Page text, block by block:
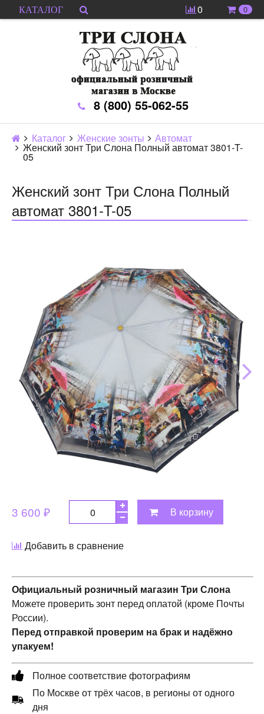
КАТАЛОГ 0 0
8 (800) 55-062-55
Каталог Женские зонты Автомат
Женский зонт Три Слона Полный автомат 3801-T-
05
Женский зонт Три Слона Полный
автомат 3801-T-05
3 600 ₽ В корзину
Добавить в сравнение
Официальный розничный магазин Три Слона
Можете проверить зонт перед оплатой (кроме Почты
России).
Перед отправкой проверим на брак и надёжно
упакуем!
Полное соответствие фотографиям
По Москве от трёх часов, в регионы от одного
дня